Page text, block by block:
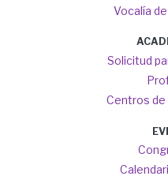
Vocalía
Solicitud
Centros de